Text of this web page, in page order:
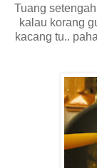
Tuang
kalau korang
kacang tu..